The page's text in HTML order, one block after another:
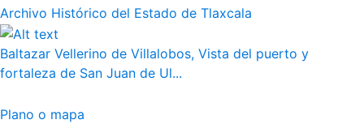
Archivo Histórico del Estado de Tlaxcala
Baltazar Vellerino de Villalobos, Vista del puerto y
fortaleza de San Juan de Ul...
Plano o mapa